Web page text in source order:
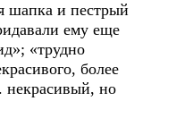
шапка и пестрый
ему еще
«трудно
более
некрасивый, но